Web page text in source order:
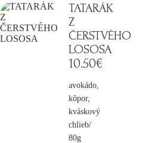
TATARÁK
Z
ČERSTVÉHO
LOSOSA
10.50€
avokádo,
kôpor,
kváskový
chlieb/
80g